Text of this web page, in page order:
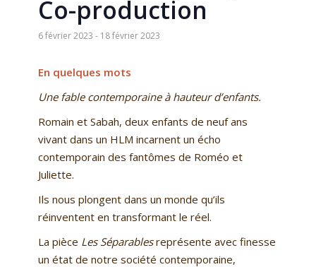
Co-production
6 février 2023 - 18 février 2023
En quelques mots
Une fable contemporaine à hauteur d’enfants.
Romain et Sabah, deux enfants de neuf ans
vivant dans un HLM incarnent un écho
contemporain des fantômes de Roméo et
Juliette.
Ils nous plongent dans un monde qu’ils
réinventent en transformant le réel.
La pièce Les Séparablesreprésente avec finesse
un état de notre société contemporaine,